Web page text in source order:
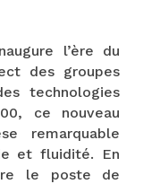
l’ère du
des groupes
technologies
ce nouveau
remarquable
et fluidité. En
le poste de